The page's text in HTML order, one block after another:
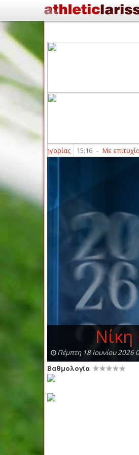
Ά κατηγορίας 15:16 Με επιτυχία
Πέμπτη 18 Ιουνίου 2026
Βαθμολογία